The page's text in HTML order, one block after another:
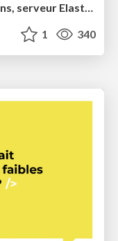
Recherche dans WP, native, plugins, serveur Elasticsearch, SAAS, on vous explique tout ! - WPtech 2018
1 340